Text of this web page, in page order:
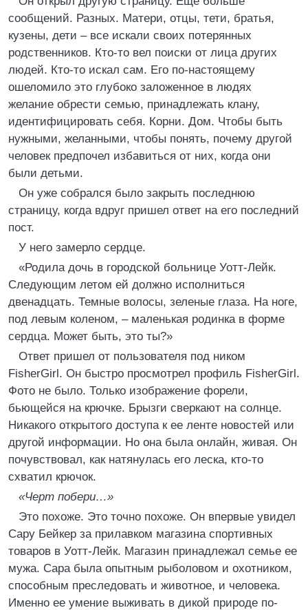
сообщений. Разных. Матери, отцы, тети, братья,
кузены, дети – все искали своих потерянных
родственников. Кто-то вел поиски от лица других
людей. Кто-то искал сам. Его по-настоящему
ошеломило это глубоко заложенное в людях
желание обрести семью, принадлежать клану,
идентифицировать себя. Корни. Дом. Чтобы быть
нужными, желанными, чтобы понять, почему другой
человек предпочел избавиться от них, когда они
были детьми.
Он уже собрался было закрыть последнюю
страницу, когда вдруг пришел ответ на его последний
пост.
У него замерло сердце.
«Родила дочь в городской больнице Уотт-Лейк.
Следующим летом ей должно исполниться
двенадцать. Темные волосы, зеленые глаза. На ноге,
под левым коленом, – маленькая родинка в форме
сердца. Может быть, это ты?»
Ответ пришел от пользователя под ником
FisherGirl. Он быстро просмотрел профиль FisherGirl.
Фото не было. Только изображение форели,
бьющейся на крючке. Брызги сверкают на солнце.
Никакого открытого доступа к ее ленте новостей или
другой информации. Но она была онлайн, живая. Он
почувствовал, как натянулась его леска, кто-то
схватил крючок.
«Черт побери…»
Это похоже. Это точно похоже. Он впервые увидел
Сару Бейкер за прилавком магазина спортивных
товаров в Уотт-Лейк. Магазин принадлежал семье ее
мужа. Сара была опытным рыболовом и охотником,
способным преследовать и животное, и человека.
Именно ее умение выживать в дикой природе по-